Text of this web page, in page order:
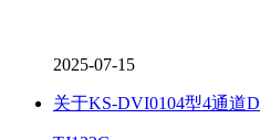
2025-07-15
关于KS-DVI0104型4通道